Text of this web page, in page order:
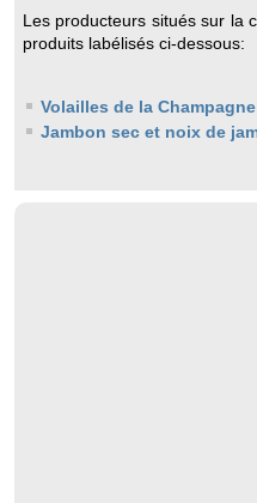
Les producteurs situés sur la
produits labélisés ci-dessous:
Volailles de la Champagne
Jambon sec et noix de